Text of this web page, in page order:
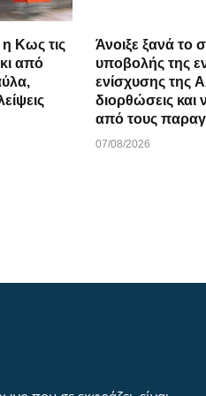
Κως τις
από
Άνοιξε ξανά το
υποβολής της
ενίσχυσης της
διορθώσεις και
από τους
07/08/2026